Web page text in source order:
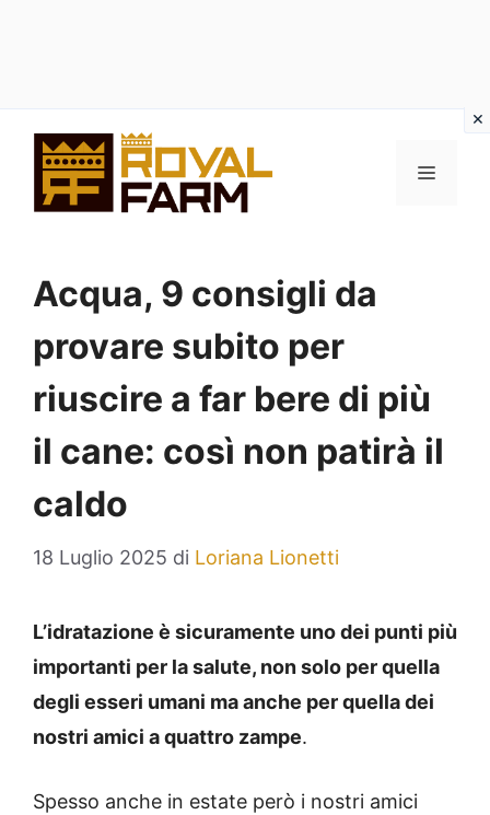
contenuto
MENU
Acqua, 9 consigli da
provare subito per
riuscire a far bere di più
il cane: così non patirà il
caldo
18 Luglio 2025 di Loriana Lionetti
L’idratazione è sicuramente uno dei punti più
importanti per la salute, non solo per quella
degli esseri umani ma anche per quella dei
nostri amici a quattro zampe.
Spesso anche in estate però i nostri amici